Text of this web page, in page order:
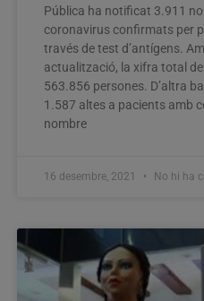
Pública ha notificat 3.911
coronavirus confirmats per
través de test d’antígens.
actualització, la xifra total
563.856 persones. D’altra
1.587 altes a pacients amb
nombre
16 desembre, 2021 No hi ha